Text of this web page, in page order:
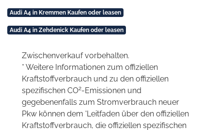
Audi A4 in Kremmen Kaufen oder leasen
Audi A4 in Zehdenick Kaufen oder leasen
Zwischenverkauf vorbehalten.
* Weitere Informationen zum offiziellen
Kraftstoffverbrauch und zu den offiziellen
spezifischen CO2-Emissionen und
gegebenenfalls zum Stromverbrauch neuer
Pkw können dem 'Leitfaden über den offiziellen
Kraftstoffverbrauch, die offiziellen spezifischen